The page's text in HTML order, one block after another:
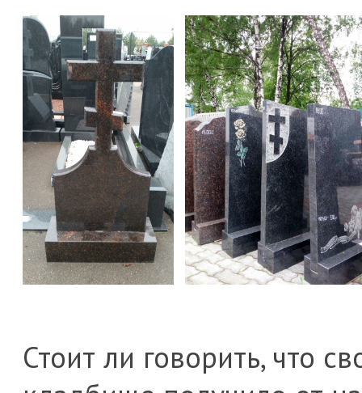
Стоит ли говорить, что